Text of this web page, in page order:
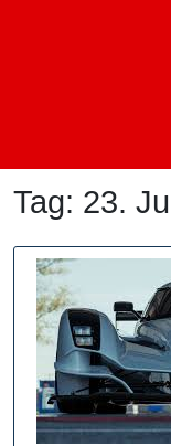
Tag: 23.